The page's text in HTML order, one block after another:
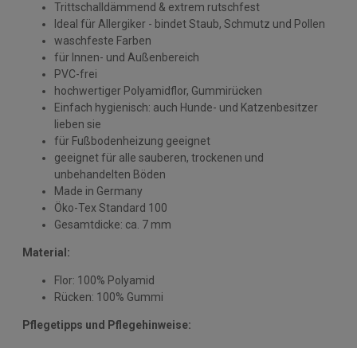
Trittschalldämmend & extrem rutschfest
Ideal für Allergiker - bindet Staub, Schmutz und Pollen
waschfeste Farben
für Innen- und Außenbereich
PVC-frei
hochwertiger Polyamidflor, Gummirücken
Einfach hygienisch: auch Hunde- und Katzenbesitzer
lieben sie
für Fußbodenheizung geeignet
geeignet für alle sauberen, trockenen und
unbehandelten Böden
Made in Germany
Öko-Tex Standard 100
Gesamtdicke: ca. 7 mm
Material:
Flor: 100% Polyamid
Rücken: 100% Gummi
Pflegetipps und Pflegehinweise: